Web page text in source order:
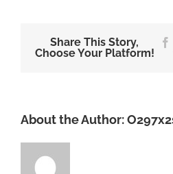
Share This Story,
Choose Your Platform!
About the Author: